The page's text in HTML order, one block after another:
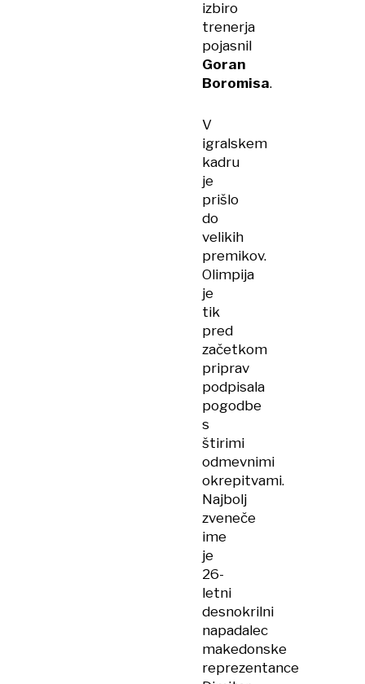
izbiro
trenerja
pojasnil
Goran
Boromisa.
V
igralskem
kadru
je
prišlo
do
velikih
premikov.
Olimpija
je
tik
pred
začetkom
priprav
podpisala
pogodbe
s
štirimi
odmevnimi
okrepitvami.
Najbolj
zveneče
ime
je
26-
letni
desnokrilni
napadalec
makedonske
reprezentance